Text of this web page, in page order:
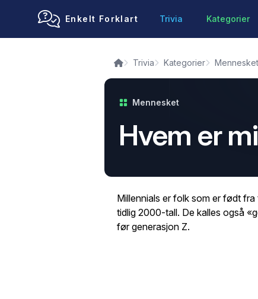
Enkelt Forklart Trivia Kategorier
Trivia Kategorier Mennesket
Mennesket
Hvem er
Millennials er folk som er født
tidlig 2000-tall. De kalles også
før generasjon Z.